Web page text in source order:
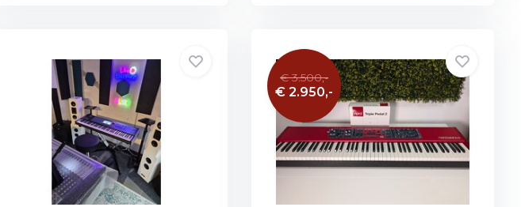
€ 3.500,-
€ 2.950,-